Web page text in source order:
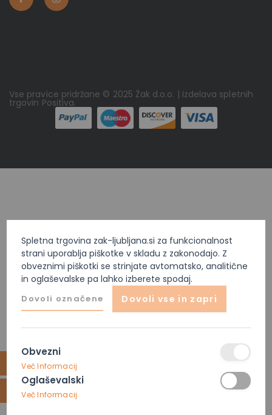
Obvezni
Več Informacij
Oglaševalski
Več Informacij
Spletna trgovina zak-ljubljana.si za funkcionalnost
strani uporablja piškotke v skladu z zakonodajo. Z
obveznimi piškotki se strinjate avtomatsko, analitične
in oglaševalske pa lahko izberete spodaj.
Dovoli označene Dovoli vse in zapri
Vse pravice pridržane © 2025 Žak d.o.o. | Izdelava spletnih
trgovin Positiva.